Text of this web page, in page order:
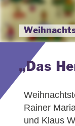
„Das
Rainer
und Klaus